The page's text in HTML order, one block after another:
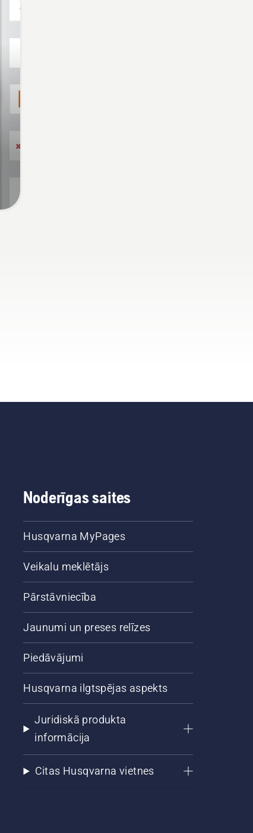
Noderīgas saites
Husqvarna MyPages
Veikalu meklētājs
Pārstāvniecība
Jaunumi un preses relīzes
Piedāvājumi
Husqvarna ilgtspējas aspekts
Juridiskā produkta
informācija
Citas Husqvarna vietnes